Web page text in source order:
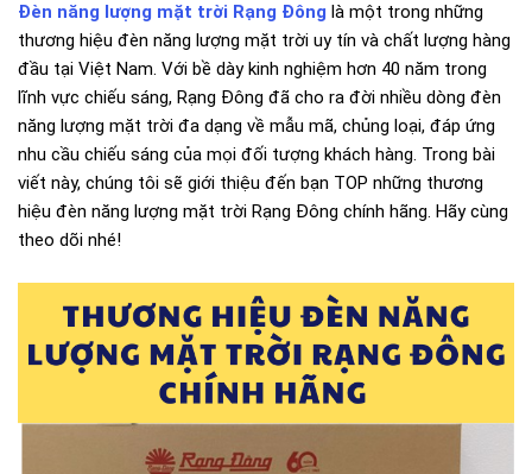
Đèn năng lượng mặt trời Rạng Đông là một trong những
thương hiệu đèn năng lượng mặt trời uy tín và chất lượng hàng
đầu tại Việt Nam. Với bề dày kinh nghiệm hơn 40 năm trong
lĩnh vực chiếu sáng, Rạng Đông đã cho ra đời nhiều dòng đèn
năng lượng mặt trời đa dạng về mẫu mã, chủng loại, đáp ứng
nhu cầu chiếu sáng của mọi đối tượng khách hàng. Trong bài
viết này, chúng tôi sẽ giới thiệu đến bạn TOP những thương
hiệu đèn năng lượng mặt trời Rạng Đông chính hãng. Hãy cùng
theo dõi nhé!